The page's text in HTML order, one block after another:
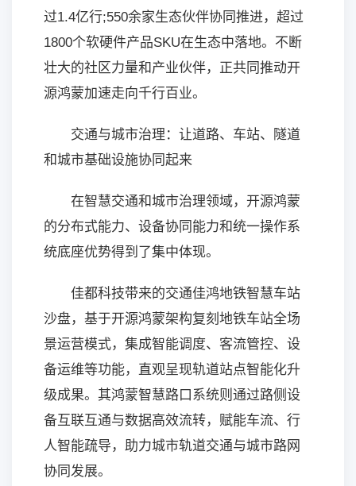
过1.4亿行;550余家生态伙伴协同推进，超过
1800个软硬件产品SKU在生态中落地。不断
壮大的社区力量和产业伙伴，正共同推动开
源鸿蒙加速走向千行百业。
交通与城市治理：让道路、车站、隧道
和城市基础设施协同起来
在智慧交通和城市治理领域，开源鸿蒙
的分布式能力、设备协同能力和统一操作系
统底座优势得到了集中体现。
佳都科技带来的交通佳鸿地铁智慧车站
沙盘，基于开源鸿蒙架构复刻地铁车站全场
景运营模式，集成智能调度、客流管控、设
备运维等功能，直观呈现轨道站点智能化升
级成果。其鸿蒙智慧路口系统则通过路侧设
备互联互通与数据高效流转，赋能车流、行
人智能疏导，助力城市轨道交通与城市路网
协同发展。